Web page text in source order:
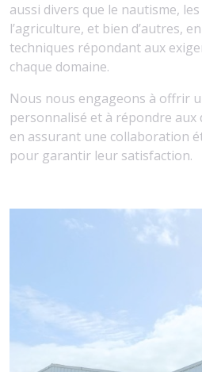
aussi divers que le nautisme,
l’agriculture, et bien d’autres,
techniques répondant aux
chaque domaine.
Nous nous engageons à offrir
personnalisé et à répondre aux
en assurant une collaboration
pour garantir leur satisfaction.